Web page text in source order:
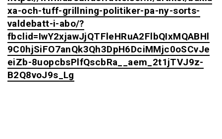
xa-och-tuff-grillning-politiker-pa-ny-sorts-
valdebatt-i-abo/?
fbclid=IwY2xjawJjQTFleHRuA2FlbQIxMQABHl
9C0hjSiFO7anQk3Qh3DpH6DciMMjc0oSCvJe
eiZb-8uopcbsPlfQscbRa__aem_2t1jTVJ9z-
B2Q8voJ9s_Lg